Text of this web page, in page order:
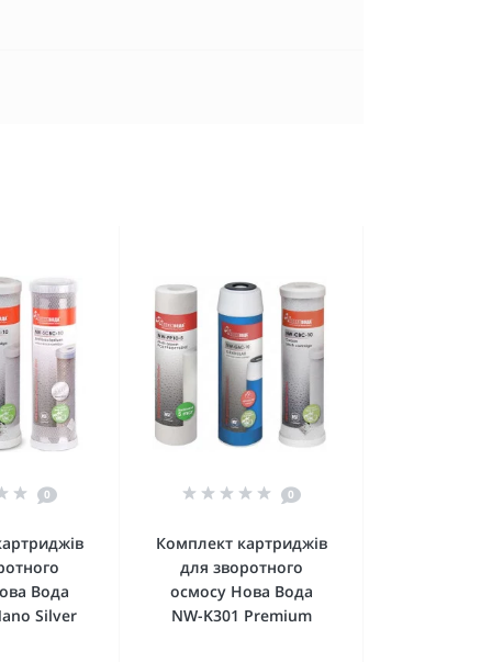
0
Вода
Silver
0
Комплект картриджів
для зворотного
осмосу Нова Вода
NW-K301 Premium